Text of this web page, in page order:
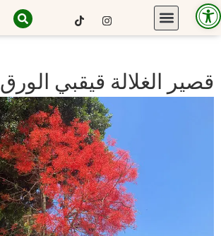
قصير الغلالة قيقبي الورق